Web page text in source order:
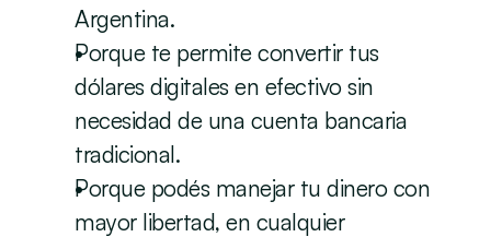
Argentina.
Porque te permite convertir tus
dólares digitales en efectivo sin
necesidad de una cuenta bancaria
tradicional.
Porque podés manejar tu dinero con
mayor libertad, en cualquier